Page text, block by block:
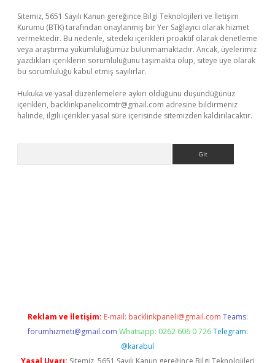
Sitemiz, 5651 Sayılı Kanun gereğince Bilgi Teknolojileri ve İletişim
Kurumu (BTK) tarafından onaylanmış bir Yer Sağlayıcı olarak hizmet
vermektedir. Bu nedenle, sitedeki içerikleri proaktif olarak denetleme
veya araştırma yükümlülüğümüz bulunmamaktadır. Ancak, üyelerimiz
yazdıkları içeriklerin sorumluluğunu taşımakta olup, siteye üye olarak
bu sorumluluğu kabul etmiş sayılırlar.
Hukuka ve yasal düzenlemelere aykırı olduğunu düşündüğünüz
içerikleri, backlinkpanelicomtr@gmail.com adresine bildirmeniz
halinde, ilgili içerikler yasal süre içerisinde sitemizden kaldırılacaktır.
Reklam ve İletişim: E-mail: backlinkpaneli@gmail.com Teams:
forumhizmeti@gmail.com Whatsapp: 0262 606 0 726 Telegram:
@karabul
Yasal Uyarı: Sitemiz, 5651 Sayılı Kanun gereğince Bilgi Teknolojileri